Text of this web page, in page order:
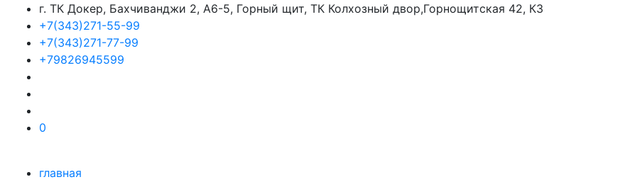
г. ТК Докер, Бахчиванджи 2, А6-5, Горный щит, ТК Колхозный двор,Горнощитская 42, К3
+7(343)271-55-99
+7(343)271-77-99
+79826945599
0
главная